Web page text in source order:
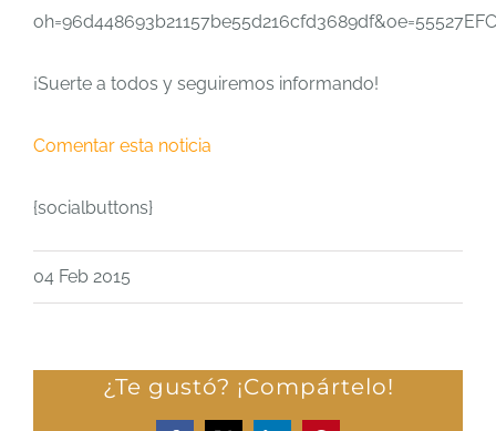
¡Suerte a todos y seguiremos informando!
Comentar esta noticia
{socialbuttons}
04 Feb 2015
¿Te gustó? ¡Compártelo!